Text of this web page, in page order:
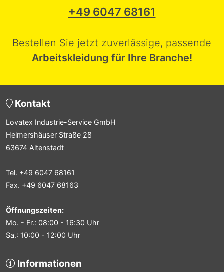
+49 6047 68161
Bestellen Sie jetzt zuverlässige, passende
Arbeitskleidung für Ihre Branche!
Kontakt
Lovatex Industrie-Service GmbH
Helmershäuser Straße 28
63674 Altenstadt
Tel. +49 6047 68161
Fax. +49 6047 68163
Öffnungszeiten:
Mo. - Fr.: 08:00 - 16:30 Uhr
Sa.: 10:00 - 12:00 Uhr
Informationen